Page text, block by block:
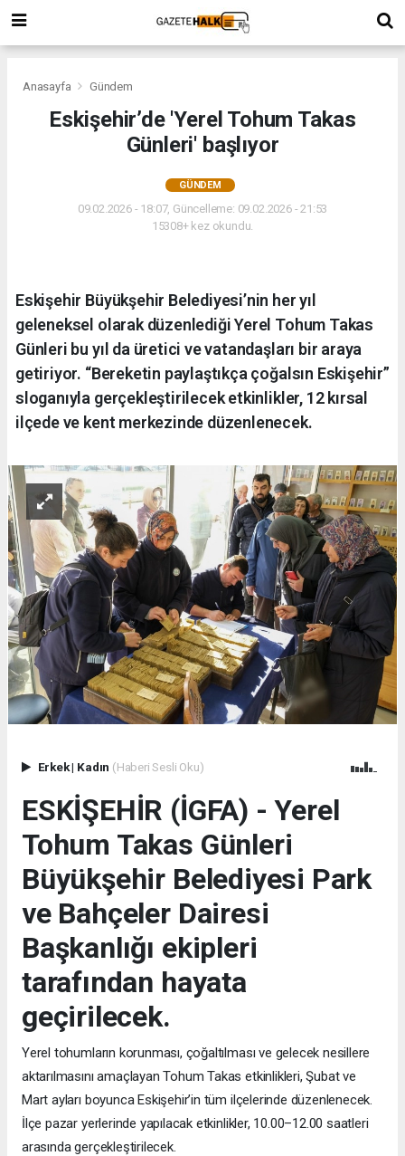
Anasayfa Gündem
Eskişehir’de 'Yerel Tohum Takas
Günleri' başlıyor
GÜNDEM
09.02.2026 - 18:07, Güncelleme: 09.02.2026 - 21:53
15308+ kez okundu.
Eskişehir Büyükşehir Belediyesi’nin her yıl
geleneksel olarak düzenlediği Yerel Tohum Takas
Günleri bu yıl da üretici ve vatandaşları bir araya
getiriyor. “Bereketin paylaştıkça çoğalsın Eskişehir”
sloganıyla gerçekleştirilecek etkinlikler, 12 kırsal
ilçede ve kent merkezinde düzenlenecek.
Erkek| Kadın (Haberi Sesli Oku)
ESKİŞEHİR (İGFA) - Yerel
Tohum Takas Günleri
Büyükşehir Belediyesi Park
ve Bahçeler Dairesi
Başkanlığı ekipleri
tarafından hayata
geçirilecek.
Yerel tohumların korunması, çoğaltılması ve gelecek nesillere
aktarılmasını amaçlayan Tohum Takas etkinlikleri, Şubat ve
Mart ayları boyunca Eskişehir’in tüm ilçelerinde düzenlenecek.
İlçe pazar yerlerinde yapılacak etkinlikler, 10.00–12.00 saatleri
arasında gerçekleştirilecek.